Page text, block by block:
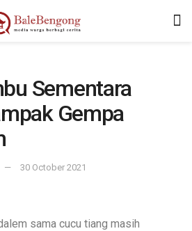
Sementara
Gempa
30 October 2021
sama cucu tiang masih